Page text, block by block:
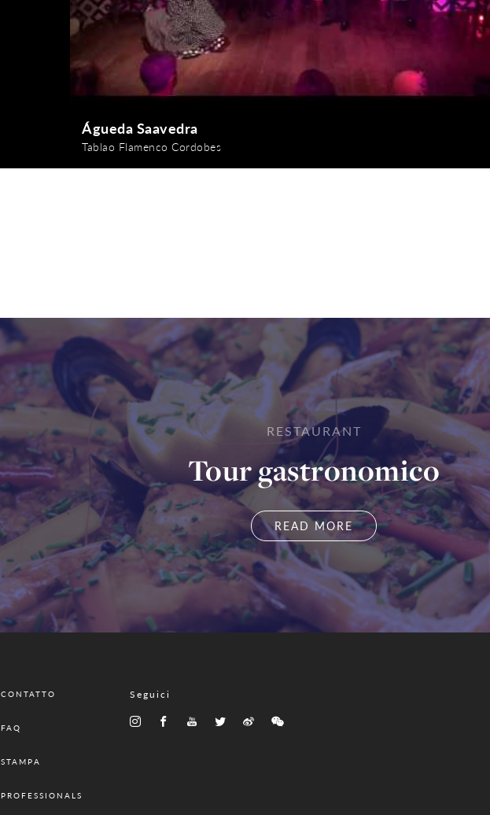
Águeda Saavedra
Tablao Flamenco Cordobes
RESTAURANT
Tour gastronomico
READ MORE
CONTATTO
FAQ
STAMPA
PROFESSIONALS
Seguici